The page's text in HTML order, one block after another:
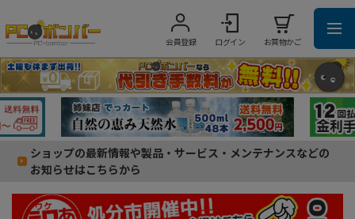
会員登録 ログイン お買物かご
ショップの最新情報や製品・サービス・メンテナンスなどの
お知らせはこちらから